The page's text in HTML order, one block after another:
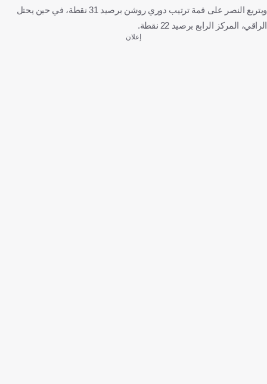
ويتربع النصر على قمة ترتيب دوري روشن برصيد 31 نقطة، في حين يحتل
الراقي، المركز الرابع برصيد 22 نقطة.
إعلان